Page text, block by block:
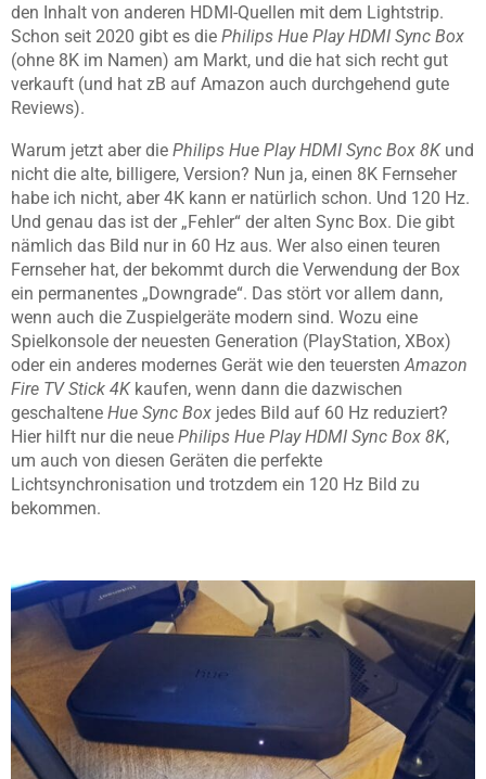
den Inhalt von anderen HDMI-Quellen mit dem Lightstrip.
Schon seit 2020 gibt es die Philips Hue Play HDMI Sync Box
(ohne 8K im Namen) am Markt, und die hat sich recht gut
verkauft (und hat zB auf Amazon auch durchgehend gute
Reviews).
Warum jetzt aber die Philips Hue Play HDMI Sync Box 8Kund
nicht die alte, billigere, Version? Nun ja, einen 8K Fernseher
habe ich nicht, aber 4K kann er natürlich schon. Und 120 Hz.
Und genau das ist der „Fehler“ der alten Sync Box. Die gibt
nämlich das Bild nur in 60 Hz aus. Wer also einen teuren
Fernseher hat, der bekommt durch die Verwendung der Box
ein permanentes „Downgrade“. Das stört vor allem dann,
wenn auch die Zuspielgeräte modern sind. Wozu eine
Spielkonsole der neuesten Generation (PlayStation, XBox)
oder ein anderes modernes Gerät wie den teuerstenAmazon
Fire TV Stick 4Kkaufen, wenn dann die dazwischen
geschaltene Hue Sync Box jedes Bild auf 60 Hz reduziert?
Hier hilft nur die neue Philips Hue Play HDMI Sync Box 8K,
um auch von diesen Geräten die perfekte
Lichtsynchronisation und trotzdem ein 120 Hz Bild zu
bekommen.